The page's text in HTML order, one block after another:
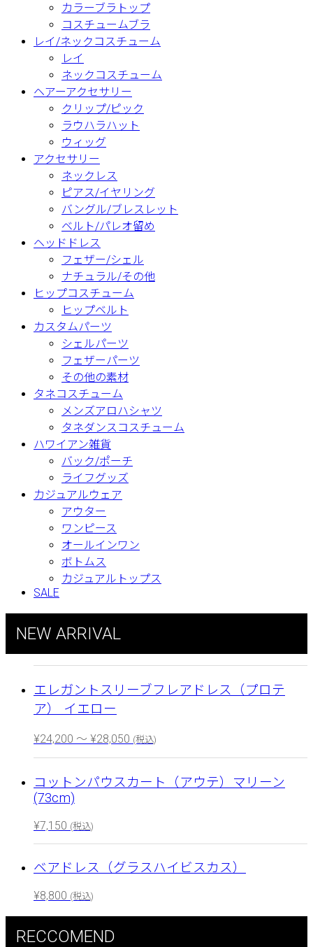
カラーブラトップ
コスチュームブラ
レイ/ネックコスチューム
レイ
ネックコスチューム
ヘアーアクセサリー
クリップ/ピック
ラウハラハット
ウィッグ
アクセサリー
ネックレス
ピアス/イヤリング
バングル/ブレスレット
ベルト/パレオ留め
ヘッドドレス
フェザー/シェル
ナチュラル/その他
ヒップコスチューム
ヒップベルト
カスタムパーツ
シェルパーツ
フェザーパーツ
その他の素材
タネコスチューム
メンズアロハシャツ
タネダンスコスチューム
ハワイアン雑貨
バック/ポーチ
ライフグッズ
カジュアルウェア
アウター
ワンピース
オールインワン
ボトムス
カジュアルトップス
SALE
NEW ARRIVAL
エレガントスリーブフレアドレス（プロテ
ア） イエロー
¥24,200 ～ ¥28,050 (税込)
コットンパウスカート（アウテ）マリーン
(73cm)
¥7,150 (税込)
ベアドレス（グラスハイビスカス）
¥8,800 (税込)
RECCOMEND